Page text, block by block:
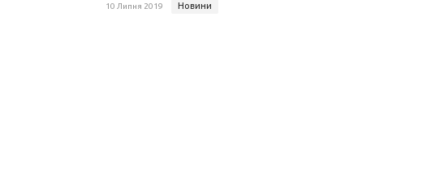
10 Липня 2019 Новини